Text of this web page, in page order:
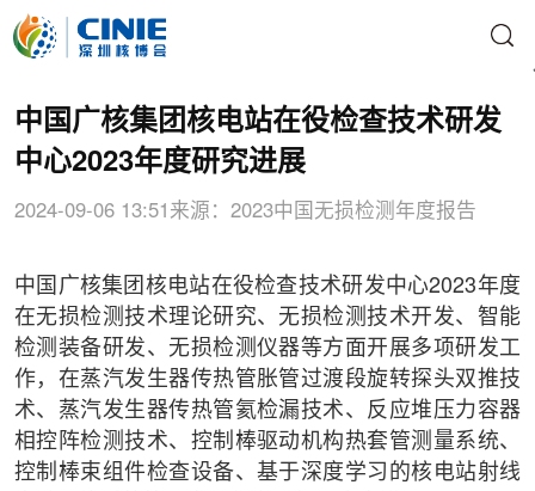
中国广核集团核电站在役检查技术研发
中心2023年度研究进展
2024-09-06 13:51 来源：2023中国无损检测年度报告
中国广核集团核电站在役检查技术研发中心2023年度
在无损检测技术理论研究、无损检测技术开发、智能
检测装备研发、无损检测仪器等方面开展多项研发工
作，在蒸汽发生器传热管胀管过渡段旋转探头双推技
术、蒸汽发生器传热管氦检漏技术、反应堆压力容器
相控阵检测技术、控制棒驱动机构热套管测量系统、
控制棒束组件检查设备、基于深度学习的核电站射线